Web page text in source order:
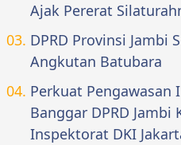
Ajak Pererat
DPRD Provinsi Jambi
Angkutan Batubara
Perkuat Pengawasan
Banggar DPRD Jambi
Inspektorat DKI